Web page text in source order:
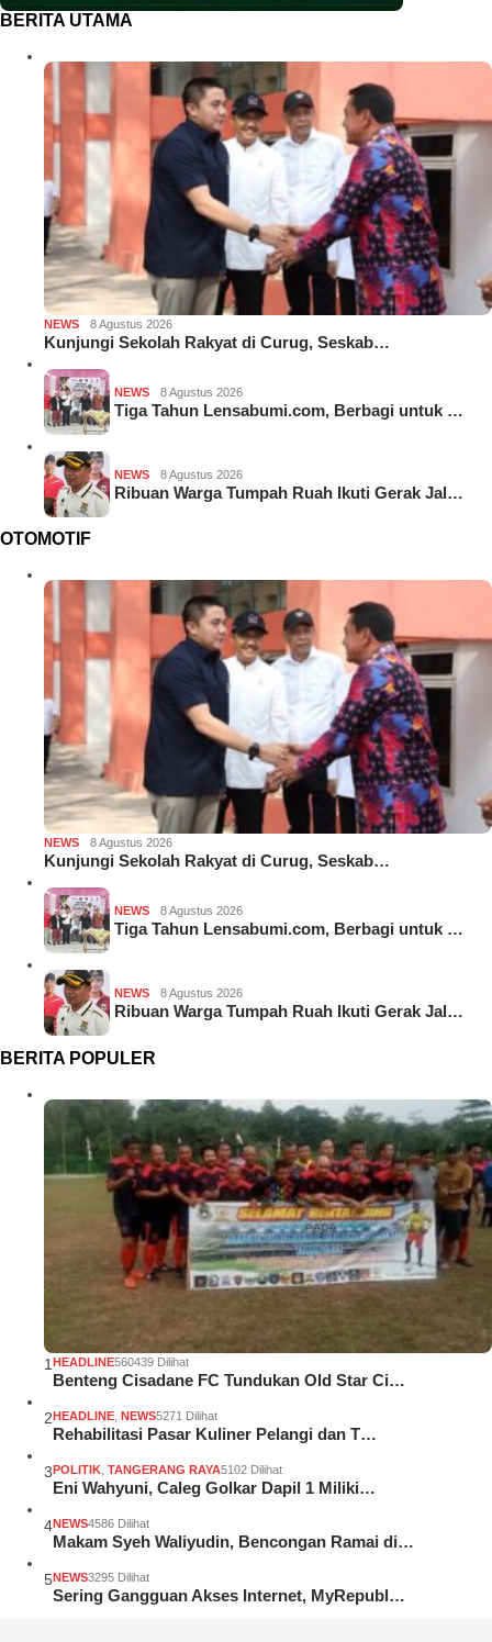
BERITA UTAMA
NEWS 8 Agustus 2026
Kunjungi Sekolah Rakyat di Curug, Seskab…
NEWS 8 Agustus 2026
Tiga Tahun Lensabumi.com, Berbagi untuk …
NEWS 8 Agustus 2026
Ribuan Warga Tumpah Ruah Ikuti Gerak Jal…
OTOMOTIF
NEWS 8 Agustus 2026
Kunjungi Sekolah Rakyat di Curug, Seskab…
NEWS 8 Agustus 2026
Tiga Tahun Lensabumi.com, Berbagi untuk …
NEWS 8 Agustus 2026
Ribuan Warga Tumpah Ruah Ikuti Gerak Jal…
BERITA POPULER
1 HEADLINE560439 Dilihat
Benteng Cisadane FC Tundukan Old Star Ci…
2HEADLINE NEWS5271 Dilihat
Rehabilitasi Pasar Kuliner Pelangi dan T…
3POLITIK TANGERANG RAYA5102 Dilihat
Eni Wahyuni, Caleg Golkar Dapil 1 Miliki…
4NEWS4586 Dilihat
Makam Syeh Waliyudin, Bencongan Ramai di…
5NEWS3295 Dilihat
Sering Gangguan Akses Internet, MyRepubl…